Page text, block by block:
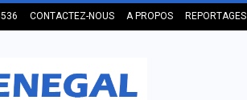
CONTACTEZ-NOUS A PROPOS REPORTAGES